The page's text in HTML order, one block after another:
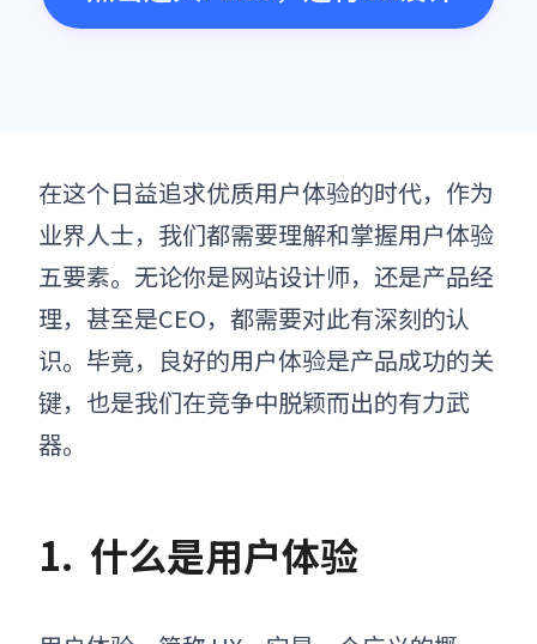
在这个日益追求优质用户体验的时代，作为
业界人士，我们都需要理解和掌握用户体验
五要素。无论你是网站设计师，还是产品经
理，甚至是CEO，都需要对此有深刻的认
识。毕竟，良好的用户体验是产品成功的关
键，也是我们在竞争中脱颖而出的有力武
器。
1. 什么是用户体验